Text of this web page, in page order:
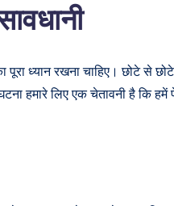
ध्यान रखना चाहिए। छोटे से
हमारे लिए एक चेतावनी है कि हमें